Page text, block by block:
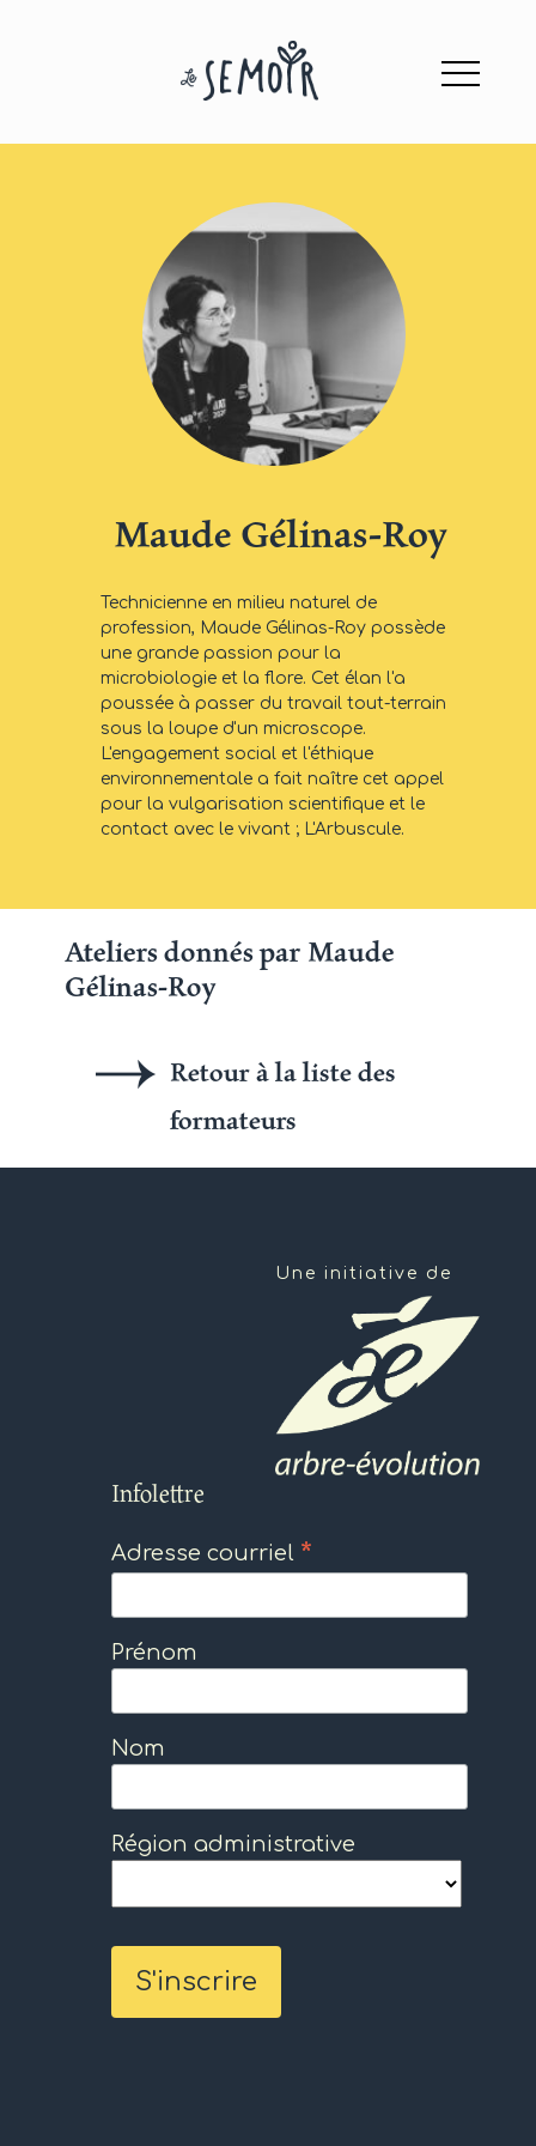
Maude Gélinas-Roy
Technicienne en milieu naturel de
profession, Maude Gélinas-Roy possède
une grande passion pour la
microbiologie et la flore. Cet élan l'a
poussée à passer du travail tout-terrain
sous la loupe d'un microscope.
L'engagement social et l'éthique
environnementale a fait naître cet appel
pour la vulgarisation scientifique et le
contact avec le vivant ; L'Arbuscule.
Ateliers donnés par Maude
Gélinas-Roy
Retour à la liste des
formateurs
Une initiative de
Infolettre
Adresse courriel *
Prénom
Nom
Région administrative